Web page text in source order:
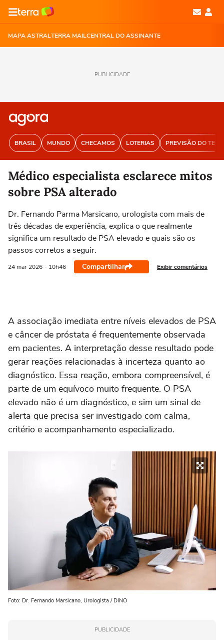
MAPA ASTRALTERRA MAILCENTRAL DO ASSINANTE
PUBLICIDADE
BRASIL MUNDO CHECAMOS LOTERIAS PREVISÃO DO
Médico especialista esclarece mitos
sobre PSA alterado
Dr. Fernando Parma Marsicano, urologista com mais de
três décadas de experiência, explica o que realmente
significa um resultado de PSA elevado e quais são os
passos corretos a seguir.
24 mar 2026 - 10h46 Compartilhar Exibir comentários
A associação imediata entre níveis elevados de PSA
e câncer de próstata é frequentemente observada
em pacientes. A interpretação desse resultado pode
gerar reações relacionadas à incerteza quanto ao
diagnóstico. Essa reação, embora compreensível, é
parte de um equívoco muito frequente. O PSA
elevado não é um diagnóstico, e sim um sinal de
alerta que precisa ser investigado com calma,
critério e acompanhamento especializado.
Foto: Dr. Fernando Marsicano, Urologista / DINO
PUBLICIDADE